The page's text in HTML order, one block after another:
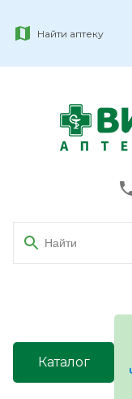
Найти аптеку
Каталог